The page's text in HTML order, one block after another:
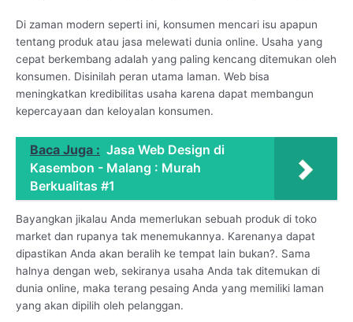
Di zaman modern seperti ini, konsumen mencari isu apapun
tentang produk atau jasa melewati dunia online. Usaha yang
cepat berkembang adalah yang paling kencang ditemukan oleh
konsumen. Disinilah peran utama laman. Web bisa
meningkatkan kredibilitas usaha karena dapat membangun
kepercayaan dan keloyalan konsumen.
Baca Juga : Jasa Web Design di
Kasembon - Malang : Murah
Berkualitas #1
Bayangkan jikalau Anda memerlukan sebuah produk di toko
market dan rupanya tak menemukannya. Karenanya dapat
dipastikan Anda akan beralih ke tempat lain bukan?. Sama
halnya dengan web, sekiranya usaha Anda tak ditemukan di
dunia online, maka terang pesaing Anda yang memiliki laman
yang akan dipilih oleh pelanggan.